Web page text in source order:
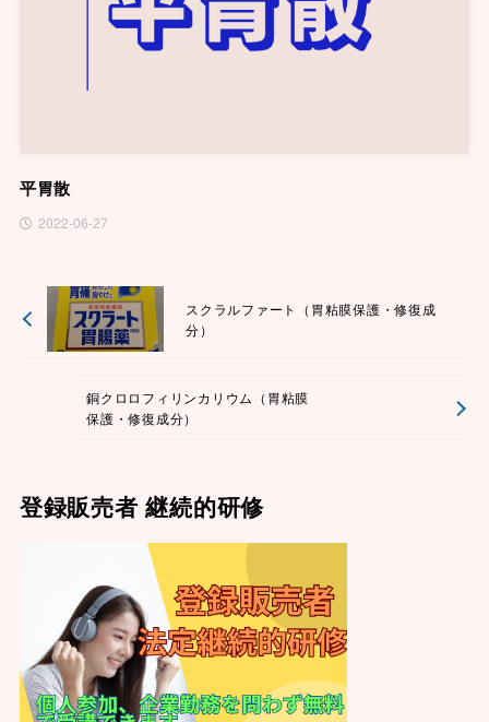
平胃散
2022-06-27
スクラルファート（胃粘膜保護・修復成
分）
銅クロロフィリンカリウム（胃粘膜
保護・修復成分）
登録販売者 継続的研修